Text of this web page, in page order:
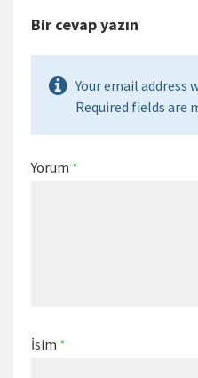
Bir cevap yazın
Your email address
Required fields are
Yorum *
İsim *